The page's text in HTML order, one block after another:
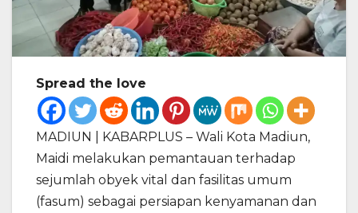
Spread the love
MADIUN | KABARPLUS – Wali Kota Madiun,
Maidi melakukan pemantauan terhadap
sejumlah obyek vital dan fasilitas umum
(fasum) sebagai persiapan kenyamanan dan